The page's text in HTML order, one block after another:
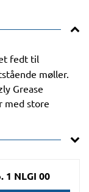
fedt til
møller.
Grease
med store
1 NLGI 00